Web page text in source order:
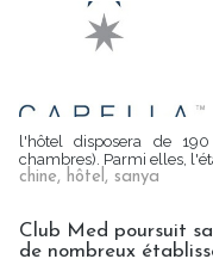
l'hôtel disposera de
chambres). Parmi elles,
chine, hôtel, sanya
Club Med poursuit
de nombreux